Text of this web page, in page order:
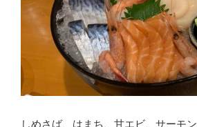
しめさば、はまち、甘エビ、サーモン